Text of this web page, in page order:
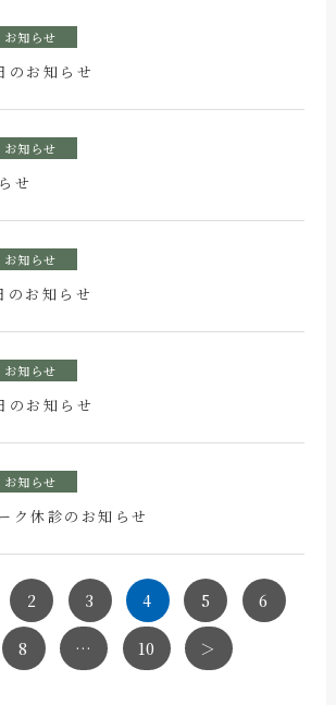
お知らせ
のお知らせ
お知らせ
せ
お知らせ
のお知らせ
お知らせ
のお知らせ
お知らせ
ク休診のお知らせ
2 3 4 5 6
8 … 10 ＞